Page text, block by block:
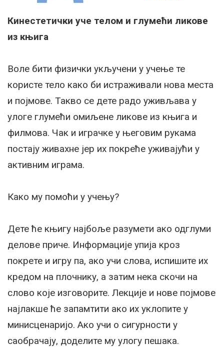
Кинестетички уче телом и глумећи ликове
из књига
Воле бити физички укључени у учење те
користе тело како би истраживали нова места
и појмове. Такво се дете радо уживљава у
улоге глумећи омиљене ликове из књига и
филмова. Чак и играчке у његовим рукама
постају живахне јер их покреће уживајући у
активним играма.
Како му помоћи у учењу?
Дете ће књигу најбоље разумети ако одглуми
делове приче. Информације упија кроз
покрете и игру па, ако учи слова, испишите их
кредом на плочнику, а затим нека скочи на
слово које изговорите. Лекције и нове појмове
најлакше ће запамтити ако их уклопите у
минисценаријо. Ако учи о сигурности у
саобрачају, доделите му улогу пешака.